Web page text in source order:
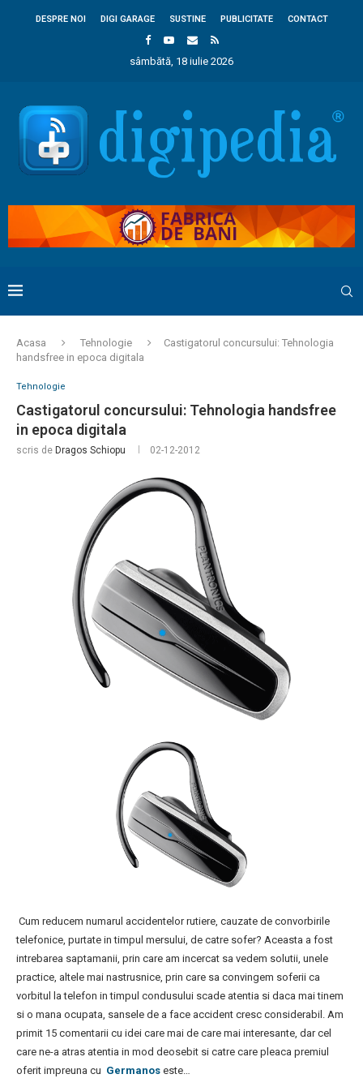
DESPRE NOI DIGI GARAGE SUSTINE PUBLICITATE CONTACT
sâmbătă, 18 iulie 2026
Acasa Tehnologie
Castigatorul concursului: Tehnologia
handsfree in epoca digitala
Tehnologie
Castigatorul concursului: Tehnologia handsfree
in epoca digitala
scris de Dragos Schiopu 02-12-2012
Cum reducem numarul accidentelor rutiere, cauzate de convorbirile
telefonice, purtate in timpul mersului, de catre sofer? Aceasta a fost
intrebarea saptamanii, prin care am incercat sa vedem solutii, unele
practice, altele mai nastrusnice, prin care sa convingem soferii ca
vorbitul la telefon in timpul condusului scade atentia si daca mai tinem
si o mana ocupata, sansele de a face accident cresc considerabil. Am
primit 15 comentarii cu idei care mai de care mai interesante, dar cel
care ne-a atras atentia in mod deosebit si catre care pleaca premiul
oferit impreuna cu Germanos este…